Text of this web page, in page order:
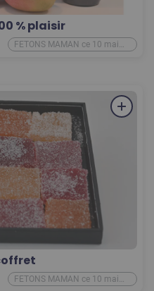
% plaisir
FETONS MAMAN ce 10 mai
2026
FETONS MAMAN ce 10 mai
2026